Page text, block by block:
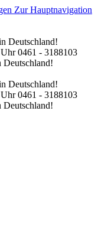
Zur Hauptnavigation
Deutschland!
0461 - 3188103
Deutschland!
Deutschland!
0461 - 3188103
Deutschland!